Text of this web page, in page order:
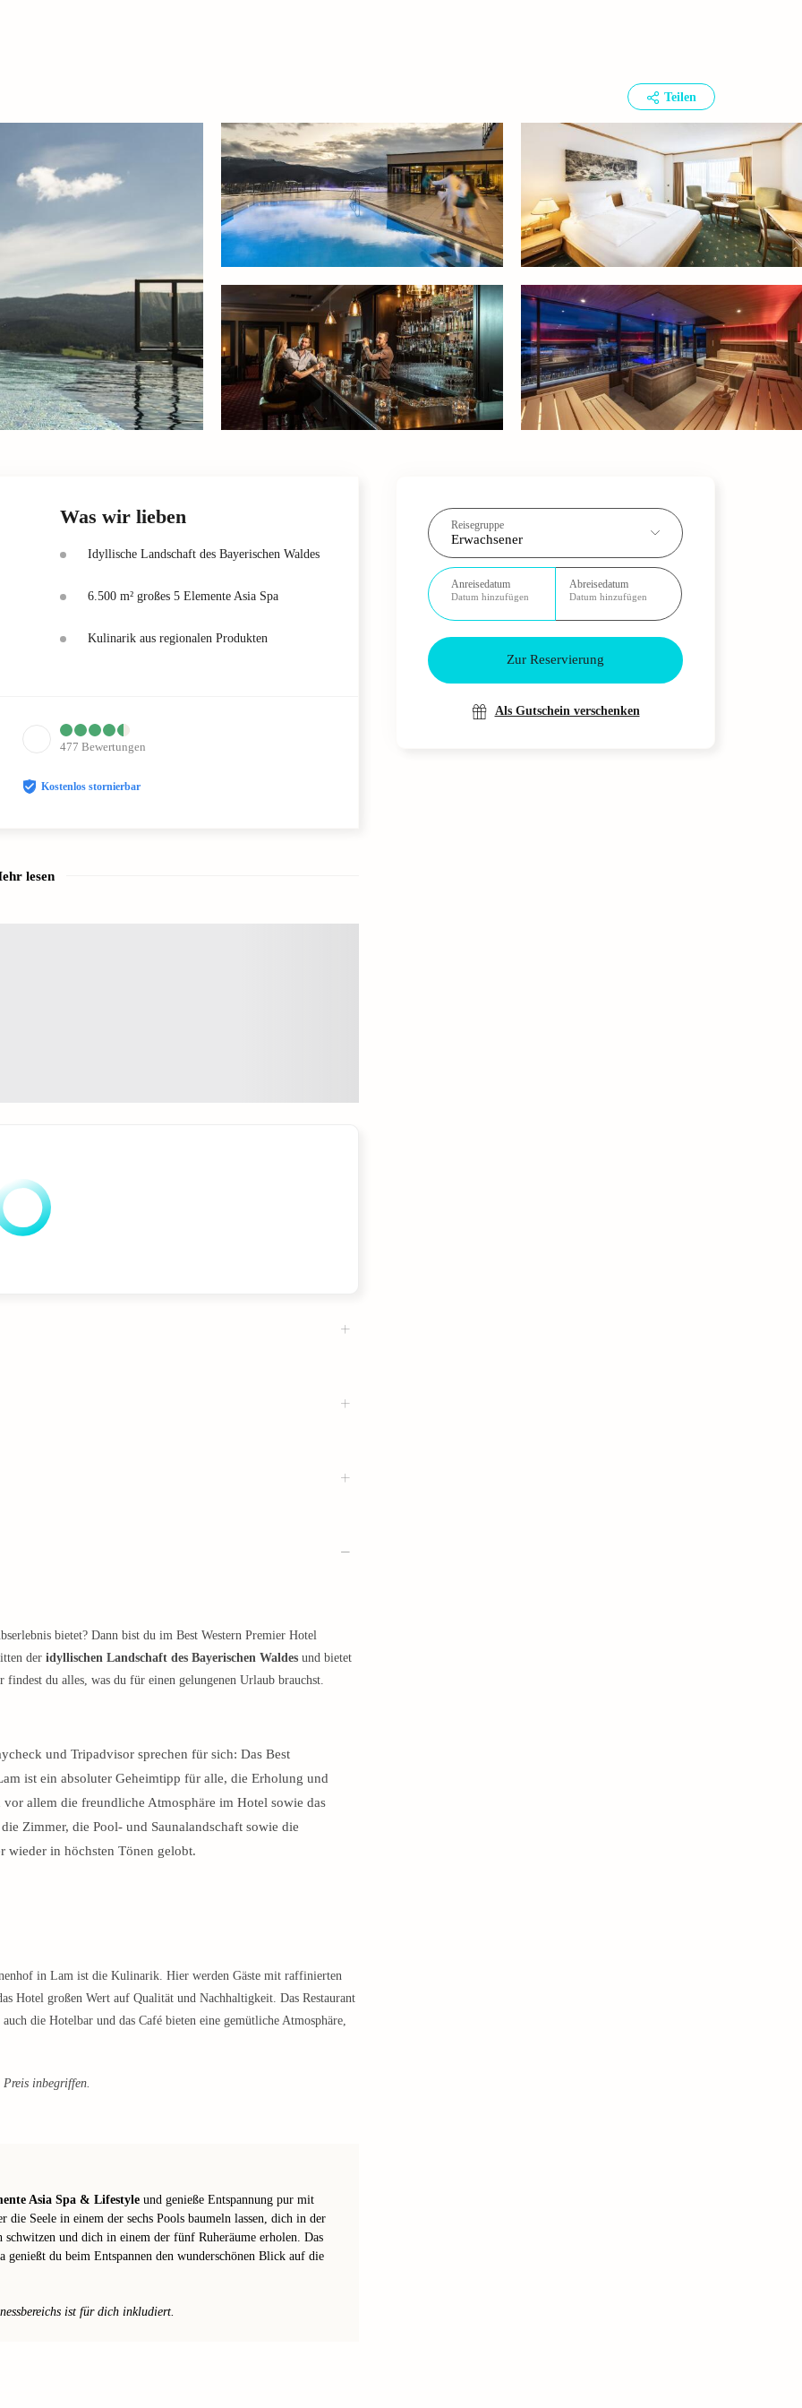
Teilen
Reisegruppe
Erwachsener
Anreisedatum
Datum hinzufügen
Abreisedatum
Datum hinzufügen
Zur Reservierung
Als Gutschein verschenken
Was wir lieben
Idyllische Landschaft des Bayerischen Waldes
6.500 m² großes 5 Elemente Asia Spa
Kulinarik aus regionalen Produkten
477 Bewertungen
Kostenlos stornierbar
lesen
bietet? Dann bist du im Best Western Premier Hotel
der idyllischen Landschaft des Bayerischen Waldes und bietet
du alles, was du für einen gelungenen Urlaub brauchst.
und Tripadvisor sprechen für sich: Das Best
ist ein absoluter Geheimtipp für alle, die Erholung und
vor allem die freundliche Atmosphäre im Hotel sowie das
Zimmer, die Pool- und Saunalandschaft sowie die
wieder in höchsten Tönen gelobt.
in Lam ist die Kulinarik. Hier werden Gäste mit raffinierten
Hotel großen Wert auf Qualität und Nachhaltigkeit. Das Restaurant
die Hotelbar und das Café bieten eine gemütliche Atmosphäre,
inbegriffen.
Asia Spa & Lifestyle und genieße Entspannung pur mit
die Seele in einem der sechs Pools baumeln lassen, dich in der
und dich in einem der fünf Ruheräume erholen. Das
genießt du beim Entspannen den wunderschönen Blick auf die
ist für dich inkludiert.